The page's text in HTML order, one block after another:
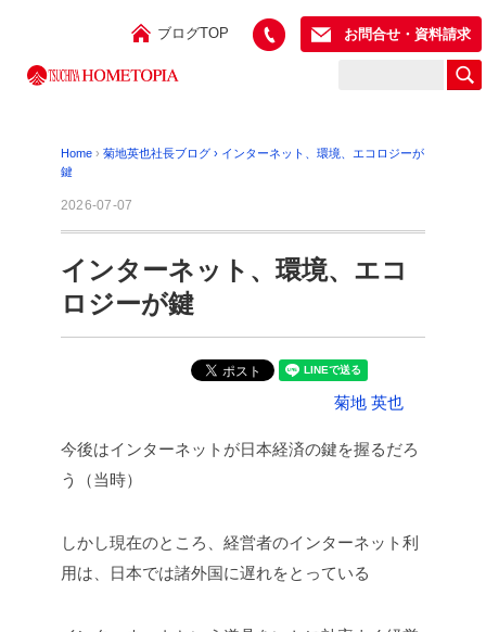
ブログTOP お問合せ・資料請求
Home › 菊地英也社長ブログ › インターネット、環境、エコロジーが
鍵
2026-07-07
インターネット、環境、エコ
ロジーが鍵
菊地 英也
今後はインターネットが日本経済の鍵を握るだろ
う（当時）
しかし現在のところ、経営者のインターネット利
用は、日本では諸外国に遅れをとっている